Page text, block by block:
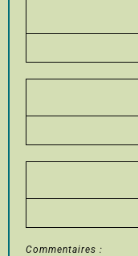
Commentaires :